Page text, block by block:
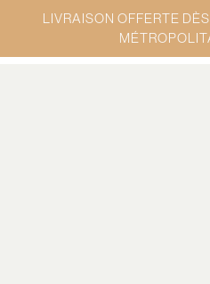
LIVRAISON OFFERTE